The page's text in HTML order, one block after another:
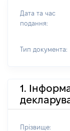
Дата та час
подання:
Тип документа:
1.
Прізвище: